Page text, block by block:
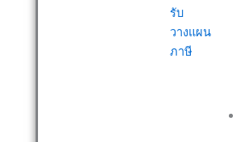
รับ
วางแผน
ภาษี